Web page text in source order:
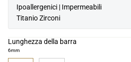
Ipoallergenici | Impermeabili
Titanio Zirconi
Lunghezza della barra
6mm